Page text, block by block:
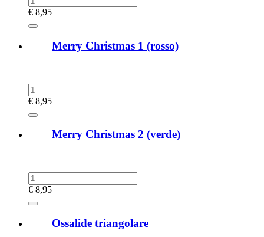
€ 8,95
Merry Christmas 1 (rosso)
€ 8,95
Merry Christmas 2 (verde)
€ 8,95
Ossalide triangolare